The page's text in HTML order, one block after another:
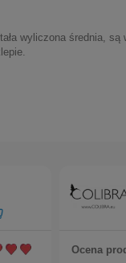
wyliczona średnia,
Ocena